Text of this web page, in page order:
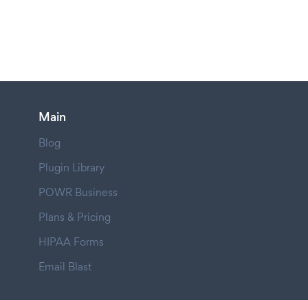
Main
Blog
Plugin Library
POWR Business
Plans & Pricing
HIPAA Forms
Email Blast